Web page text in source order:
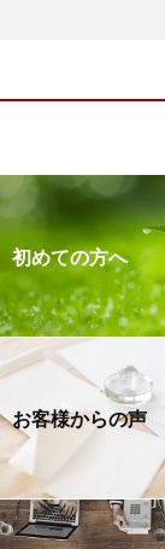
初めての方へ
お客様からの声